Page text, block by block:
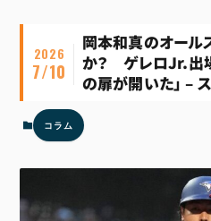
岡本和真のオール
か？ ゲレロJr.出
の扉が開いた」 –
2026
7/10
コラム